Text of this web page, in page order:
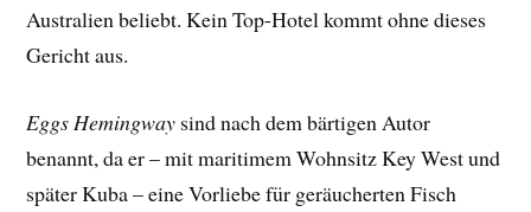
Australien beliebt. Kein Top-Hotel kommt ohne dieses
Gericht aus.
Eggs Hemingway sind nach dem bärtigen Autor
benannt, da er – mit maritimem Wohnsitz Key West und
später Kuba – eine Vorliebe für geräucherten Fisch